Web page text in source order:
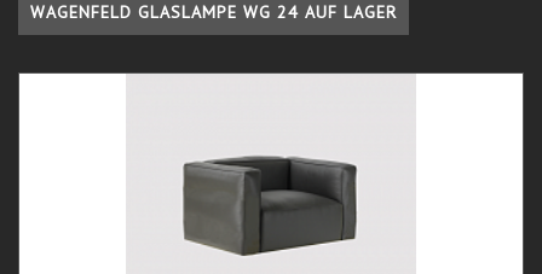
WAGENFELD GLASLAMPE WG 24 AUF LAGER